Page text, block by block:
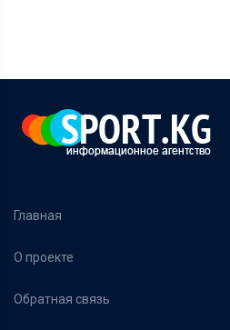
Главная
О проекте
Обратная связь